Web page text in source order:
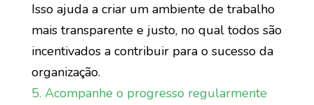
Isso ajuda a criar um ambiente de trabalho
mais transparente e justo, no qual todos são
incentivados a contribuir para o sucesso da
organização.
5. Acompanhe o progresso regularmente